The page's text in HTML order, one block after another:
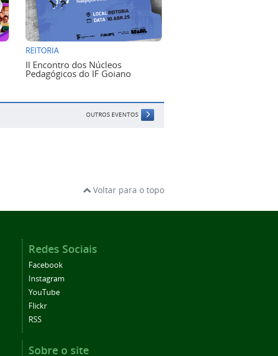
REITORIA
II Encontro dos Núcleos
Pedagógicos do IF Goiano
OUTROS EVENTOS
Voltar para o topo
Redes Sociais
Facebook
Instagram
YouTube
Flickr
RSS
Sobre o site